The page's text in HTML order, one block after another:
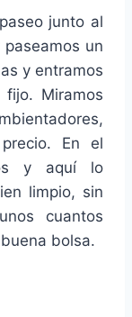
junto al
un
y entramos
Miramos
En el
y aquí lo
limpio, sin
cuantos
bolsa.